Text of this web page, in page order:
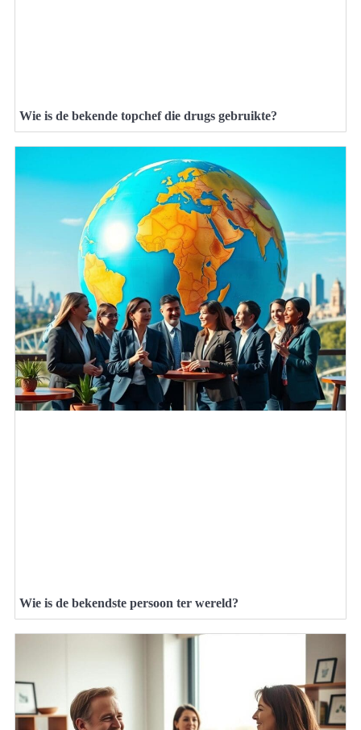
Wie is de bekende topchef die drugs gebruikte?
Wie is de bekendste persoon ter wereld?